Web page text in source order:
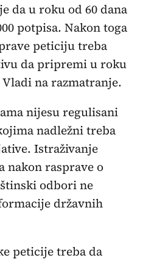
da u roku od 60 dana
potpisa. Nakon toga
peticiju treba
da pripremi u roku
Vladi na razmatranje.
nijesu regulisani
nadležni treba
Istraživanje
nakon rasprave o
odbori ne
državnih
peticije treba da